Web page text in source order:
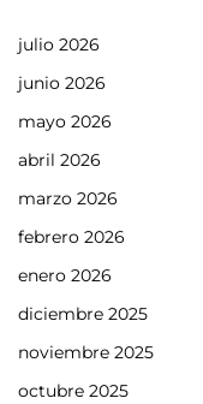
julio 2026
junio 2026
mayo 2026
abril 2026
marzo 2026
febrero 2026
enero 2026
diciembre 2025
noviembre 2025
octubre 2025